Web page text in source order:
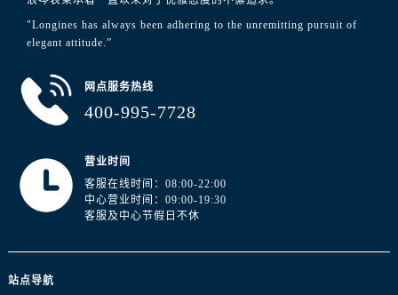
"Longines has always been adhering to the unremitting pursuit of
elegant attitude.”
网点服务热线
400-995-7728
营业时间
客服在线时间：08:00-22:00
中心营业时间：09:00-19:30
客服及中心节假日不休
站点导航